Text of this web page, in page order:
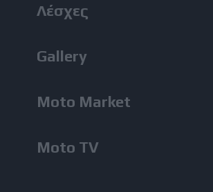
ακούμε, μόλις εμφανίστηκε για
Romaniacs, 2η Μέρα: Νίκη
Κουζή και αποτελέσματα ανά
άλλοι Έλληνες [Photos]
Λέσχες
Gallery
Moto Market
Moto TV